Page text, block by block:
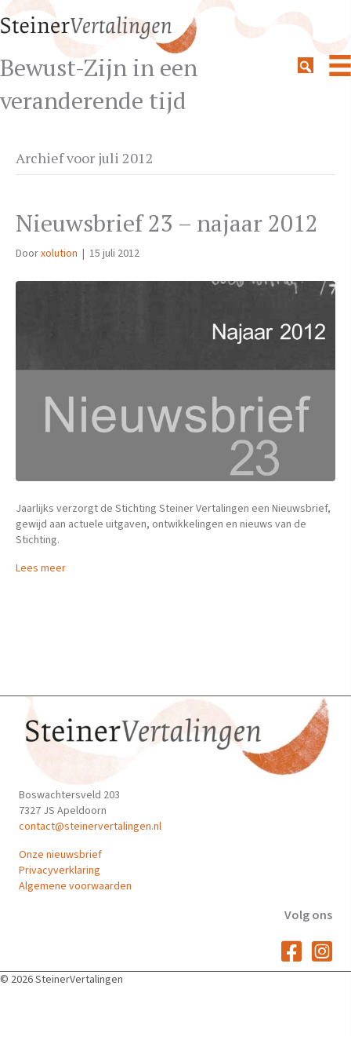
Bewust-Zijn in een
veranderende tijd
Archief voor juli 2012
Nieuwsbrief 23 – najaar 2012
Doorxolution | 15 juli 2012
Jaarlijks verzorgt de Stichting Steiner Vertalingen een Nieuwsbrief,
gewijd aan actuele uitgaven, ontwikkelingen en nieuws van de
Stichting.
Lees meer
Boswachtersveld 203
7327 JS Apeldoorn
contact@steinervertalingen.nl
Onze nieuwsbrief
Privacyverklaring
Algemene voorwaarden
Volg ons
© 2026 SteinerVertalingen